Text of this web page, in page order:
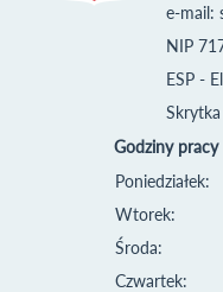
e-mail:
NIP
ESP -
Godziny
Poniedziałek:
Wtorek:
Środa:
Czwartek: